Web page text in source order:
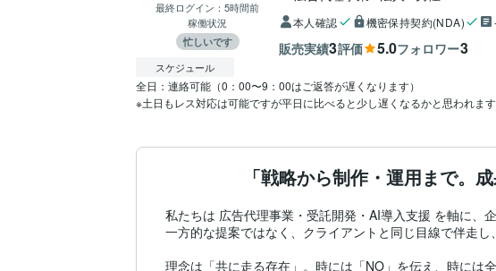
最終ログイン： 5時間前
稼働状況
忙しいです
本人確認 機密保持契約(NDA)
販売実績3評価 5.0フォロワー3
スケジュール
全日：連絡可能（0：00〜9：00はご返答が遅くなります）
※土日もレス対応は可能ですが平日に比べると少し遅くなるかと思われます
「戦略から制作・運用まで。
私たちは 広告代理事業・受託開発・AI導入支援 を軸に、
一方的な提案ではなく、クライアントと同じ目線で伴走
理念は「共に走る存在」。時には「NO」を伝え、時には